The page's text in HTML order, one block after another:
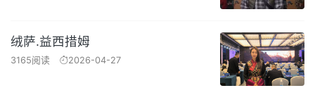
绒萨.益西措姆
3165阅读 2026-04-27